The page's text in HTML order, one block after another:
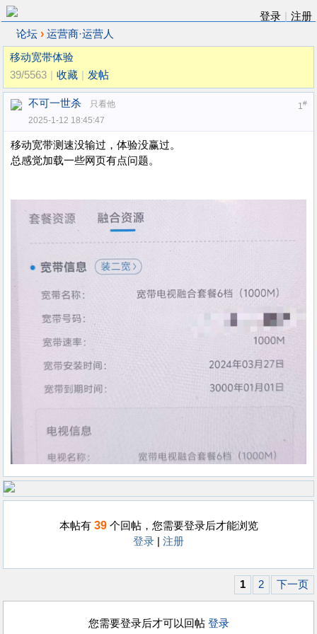
登录
注册
论坛 › 运营商·运营人
移动宽带体验
39/5563
收藏 发帖
1#
不可一世杀
只看他
2025-1-12 18:45:47
移动宽带测速没输过，体验没赢过。
总感觉加载一些网页有点问题。
本帖有 39个回帖，您需要登录后才能浏览
登录
注册
1 2 下一页
您需要登录后才可以回帖 登录